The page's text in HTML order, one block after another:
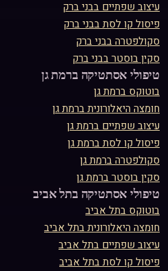
עיצוב שפתיים בבני ברק
פיסול קו לסתבבני ברק
סקולפטרהבבני ברק
סקין בוסטרבבני ברק
טיפולי אסתטיקה ברמת גן
בוטוקס ברמת גן
חומצה היאלורוניתברמת גן
עיצוב שפתיים ברמת גן
פיסול קו לסתברמת גן
סקולפטרהברמת גן
סקין בוסטרברמת גן
טיפולי אסתטיקה בתל אביב
בוטוקס בתל אביב
חומצה היאלורוניתבתל אביב
עיצוב שפתיים בתל אביב
פיסול קו לסתבתל אביב